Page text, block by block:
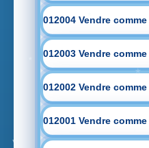
012004 Vendre
012003 Vendre
012002 Vendre
012001 Vendre